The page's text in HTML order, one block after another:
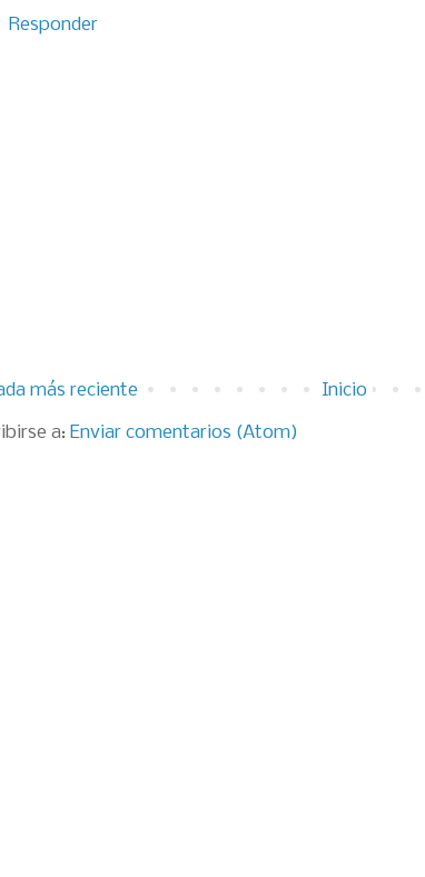
Responder
más reciente
Inicio
a: Enviar comentarios (Atom)